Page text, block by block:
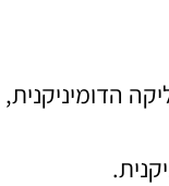
הדומיניקנית,